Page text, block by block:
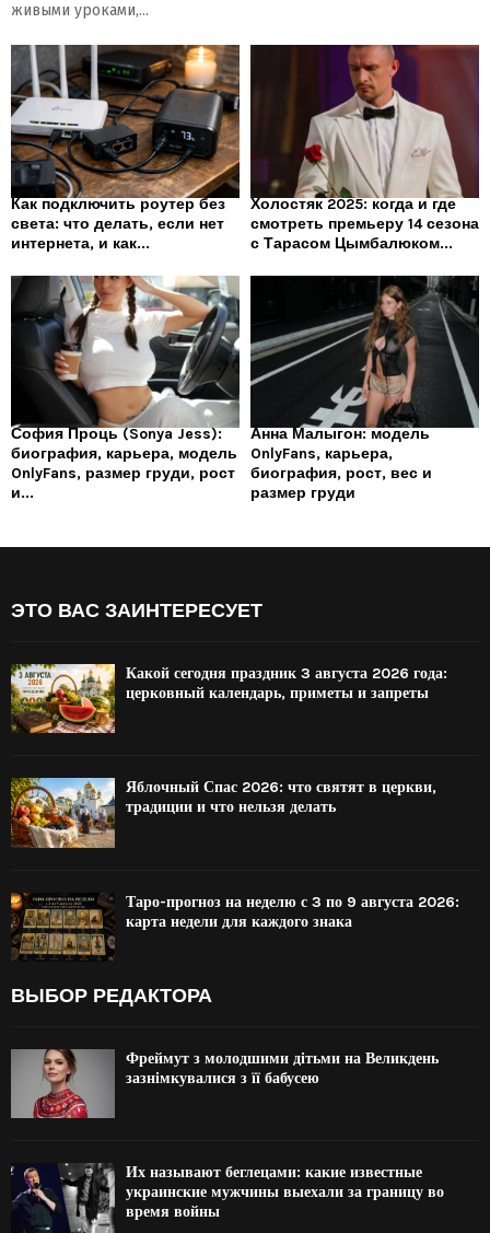
живыми уроками,...
Как подключить роутер без
света: что делать, если нет
интернета, и как...
Холостяк 2025: когда и где
смотреть премьеру 14 сезона
с Тарасом Цымбалюком...
София Проць (Sonya Jess):
биография, карьера, модель
OnlyFans, размер груди, рост
и...
Анна Малыгон: модель
OnlyFans, карьера,
биография, рост, вес и
размер груди
ЭТО ВАС ЗАИНТЕРЕСУЕТ
Какой сегодня праздник 3 августа 2026 года:
церковный календарь, приметы и запреты
Яблочный Спас 2026: что святят в церкви,
традиции и что нельзя делать
Таро-прогноз на неделю с 3 по 9 августа 2026:
карта недели для каждого знака
ВЫБОР РЕДАКТОРА
Фреймут з молодшими дітьми на Великдень
зазнімкувалися з її бабусею
Их называют беглецами: какие известные
украинские мужчины выехали за границу во
время войны